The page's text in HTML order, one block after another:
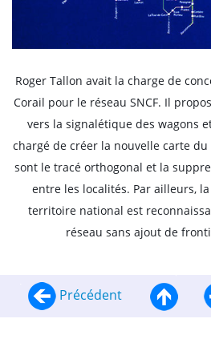
Roger Tallon avait la charge de
Corail pour le réseau SNCF. Il
vers la signalétique des wagons
chargé de créer la nouvelle carte
sont le tracé orthogonal et la
entre les localités. Par ailleurs,
territoire national est
réseau sans ajout de
Précédent